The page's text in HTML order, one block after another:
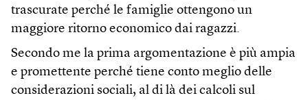
trascurate perché le famiglie ottengono un
maggiore ritorno economico dai ragazzi.
Secondo me la prima argomentazione è più ampia
e promettente perché tiene conto meglio delle
considerazioni sociali, al di là dei calcoli sul